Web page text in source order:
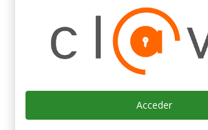
Acceder